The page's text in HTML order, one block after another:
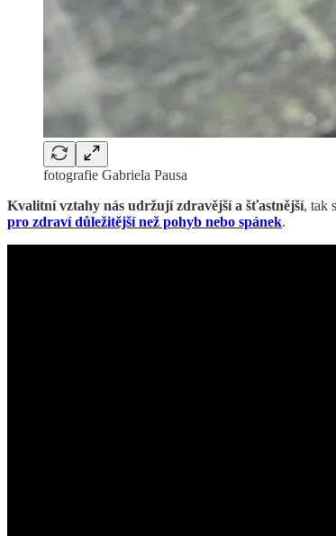
fotografie Gabriela Pausa
Kvalitní vztahy nás udržují zdravější a šťastnější, tak
pro zdraví důležitější než pohyb nebo spánek.